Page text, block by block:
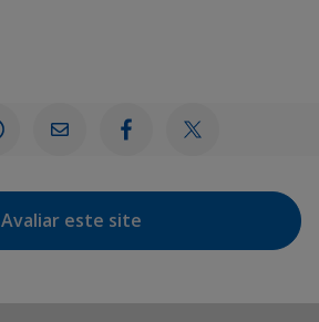
Avaliar este site